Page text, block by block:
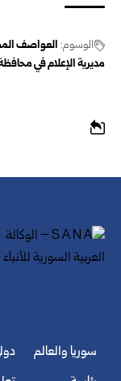
الوسوم: العواصف
مديرية الإعلام في
سوريا والعالم